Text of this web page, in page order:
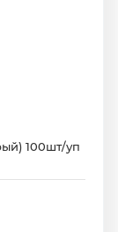
100шт/уп